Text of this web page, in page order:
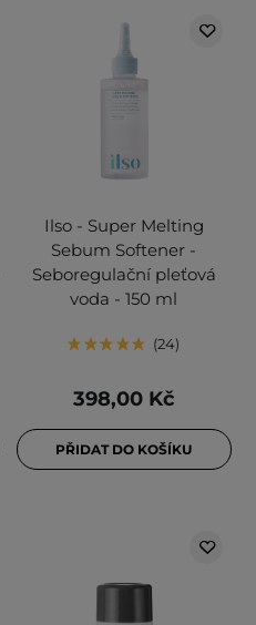
Ilso - Super Melting
Sebum Softener -
Seboregulační pleťová
voda - 150 ml
24
398,00 Kč
PŘIDAT DO KOŠÍKU